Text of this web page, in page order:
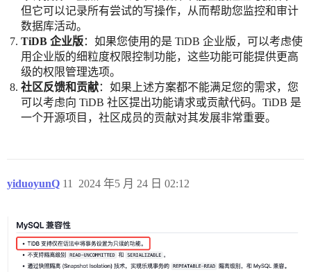
但它可以记录所有尝试的写操作，从而帮助您监控和审计
数据库活动。
TiDB 企业版：如果您使用的是 TiDB 企业版，可以考虑使
用企业版的细粒度权限控制功能，这些功能可能提供更高
级的权限管理选项。
社区反馈和贡献：如果上述方案都不能满足您的需求，您
可以考虑向 TiDB 社区提出功能请求或贡献代码。TiDB 是
一个开源项目，社区成员的贡献对其发展非常重要。
yiduoyunQ 2024 年5 月 24 日 02:12
11